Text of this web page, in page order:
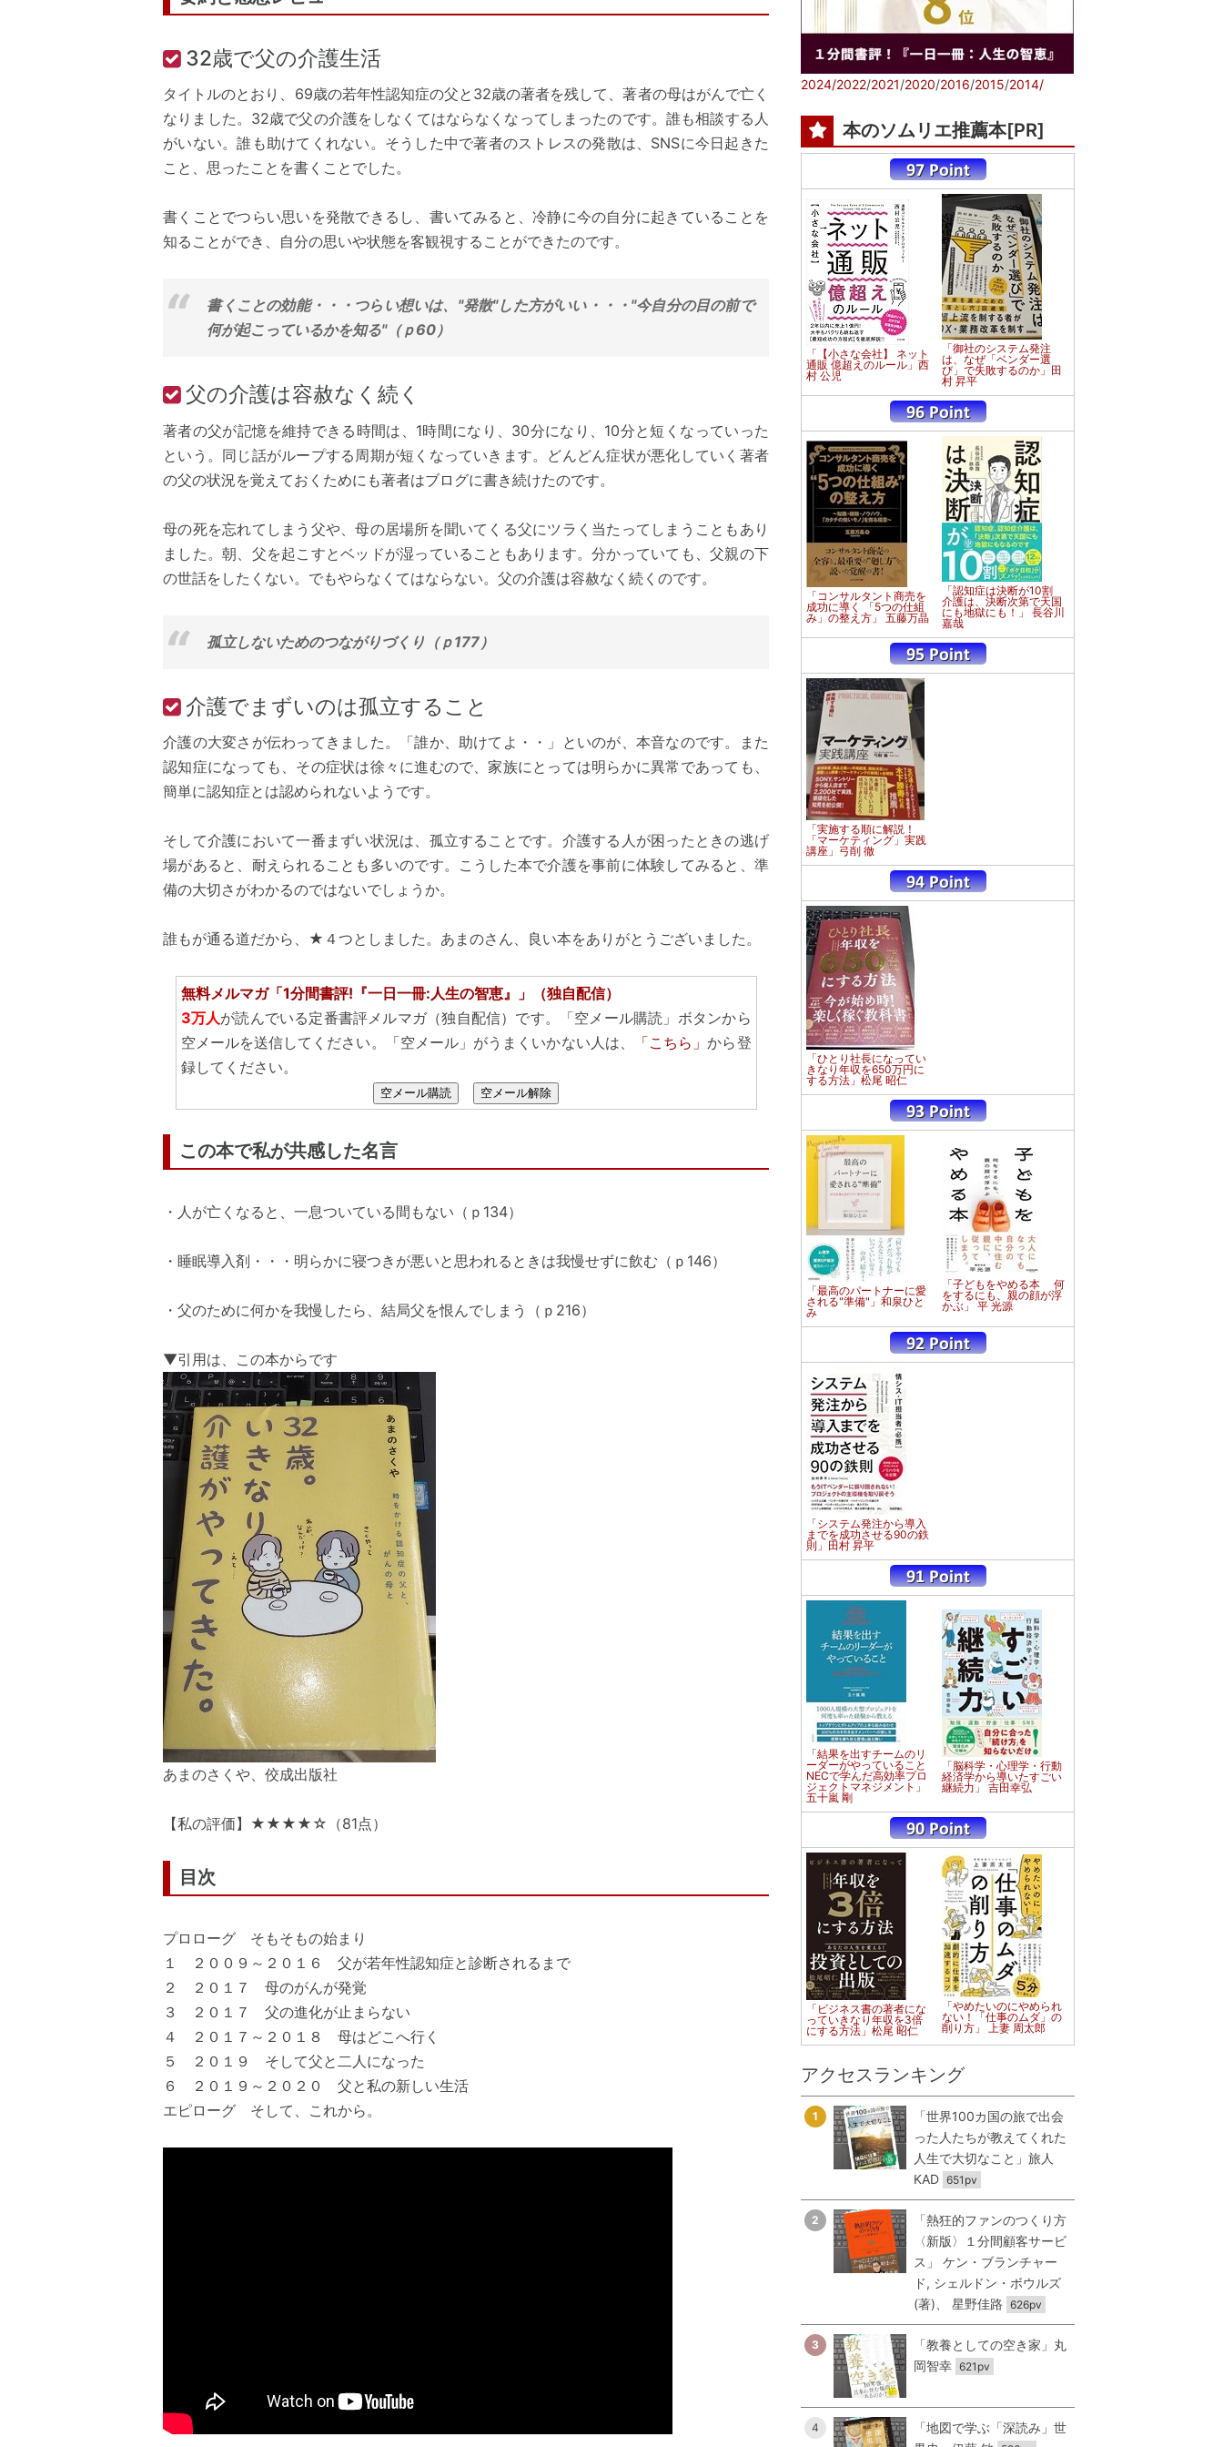
32歳で父の介護生活
タイトルのとおり、69歳の若年性認知症の父と32歳の著者を残して、著者の母はがんで亡く
なりました。32歳で父の介護をしなくてはならなくなってしまったのです。誰も相談する人
がいない。誰も助けてくれない。そうした中で著者のストレスの発散は、SNSに今日起きた
こと、思ったことを書くことでした。
書くことでつらい思いを発散できるし、書いてみると、冷静に今の自分に起きていることを
知ることができ、自分の思いや状態を客観視することができたのです。
書くことの効能・・・つらい想いは、"発散"した方がいい・・・"今自分の目の前で
何が起こっているかを知る"（ｐ60）
父の介護は容赦なく続く
著者の父が記憶を維持できる時間は、1時間になり、30分になり、10分と短くなっていった
という。同じ話がループする周期が短くなっていきます。どんどん症状が悪化していく著者
の父の状況を覚えておくためにも著者はブログに書き続けたのです。
母の死を忘れてしまう父や、母の居場所を聞いてくる父にツラく当たってしまうこともあり
ました。朝、父を起こすとベッドが湿っていることもあります。分かっていても、父親の下
の世話をしたくない。でもやらなくてはならない。父の介護は容赦なく続くのです。
孤立しないためのつながりづくり（ｐ177）
介護でまずいのは孤立すること
介護の大変さが伝わってきました。「誰か、助けてよ・・」といのが、本音なのです。また
認知症になっても、その症状は徐々に進むので、家族にとっては明らかに異常であっても、
簡単に認知症とは認められないようです。
そして介護において一番まずい状況は、孤立することです。介護する人が困ったときの逃げ
場があると、耐えられることも多いのです。こうした本で介護を事前に体験してみると、準
備の大切さがわかるのではないでしょうか。
誰もが通る道だから、★４つとしました。あまのさん、良い本をありがとうございました。
無料メルマガ「1分間書評!『一日一冊:人生の智恵』」（独自配信）
3万人が読んでいる定番書評メルマガ（独自配信）です。「空メール購読」ボタンから
空メールを送信してください。「空メール」がうまくいかない人は、
「こちら」から登
録してください。
空メール購読 空メール解除
この本で私が共感した名言
・人が亡くなると、一息ついている間もない（ｐ134）
・睡眠導入剤・・・明らかに寝つきが悪いと思われるときは我慢せずに飲む（ｐ146）
・父のために何かを我慢したら、結局父を恨んでしまう（ｐ216）
▼引用は、この本からです
あまのさくや、佼成出版社
【私の評価】★★★★☆（81点）
目次
プロローグ そもそもの始まり
１ ２００９～２０１６ 父が若年性認知症と診断されるまで
２ ２０１７ 母のがんが発覚
３ ２０１７ 父の進化が止まらない
４ ２０１７～２０１８ 母はどこへ行く
５ ２０１９ そして父と二人になった
６ ２０１９～２０２０ 父と私の新しい生活
エピローグ そして、これから。
2024/2022/2021/2020/2016/2015/2014/
本のソムリエ推薦本[PR]
「【小さな会社】 ネット
通販 億超えのルール」西
村 公児
「御社のシステム発注
は、なぜ「ベンダー選
び」で失敗するのか」田
村 昇平
「コンサルタント商売を
成功に導く 「5つの仕組
み」の整え方」 五藤万晶
「認知症は決断が10割
介護は、決断次第で天国
にも地獄にも！」 長谷川
嘉哉
「実施する順に解説！
「マーケティング」実践
講座」弓削 徹
「ひとり社長になってい
きなり年収を650万円に
する方法」松尾 昭仁
「最高のパートナーに愛
される"準備"」和泉ひと
み
「子どもをやめる本 何
をするにも、親の顔が浮
かぶ」 平 光源
「システム発注から導入
までを成功させる90の鉄
則」田村 昇平
「結果を出すチームのリ
ーダーがやっていること
NECで学んだ高効率プロ
ジェクトマネジメント」
五十嵐 剛
「脳科学・心理学・行動
経済学から導いたすごい
継続力」 吉田幸弘
「ビジネス書の著者にな
っていきなり年収を3倍
にする方法」松尾 昭仁
「やめたいのにやめられ
ない！「仕事のムダ」の
削り方」 上妻 周太郎
アクセスランキング
1
「世界100カ国の旅で出会
った人たちが教えてくれた
人生で大切なこと」旅人
KAD 651pv
2
「熱狂的ファンのつくり方
〈新版〉１分間顧客サービ
ス」 ケン・ブランチャー
ド, シェルドン・ボウルズ
(著)、 星野佳路 626pv
3
「教養としての空き家」丸
岡智幸 621pv
4
「地図で学ぶ「深読み」世